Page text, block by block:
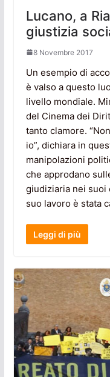
Lucano, a
giustizia
8 Novembre 2017
Un esempio di
è valso a questo
livello mondiale.
del Cinema dei
tanto clamore.
io”, dichiara in
manipolazioni
che approdano
giudiziaria nei suoi
suo lavoro è stata
Leggi di più